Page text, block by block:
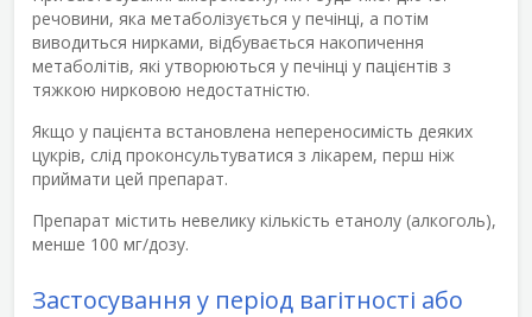
речовини, яка метаболізується у печінці, а потім
виводиться нирками, відбувається накопичення
метаболітів, які утворюються у печінці у пацієнтів з
тяжкою нирковою недостатністю.
Якщо у пацієнта встановлена непереносимість деяких
цукрів, слід проконсультуватися з лікарем, перш ніж
приймати цей препарат.
Препарат містить невелику кількість етанолу (алкоголь),
менше 100 мг/дозу.
Застосування у період вагітності або